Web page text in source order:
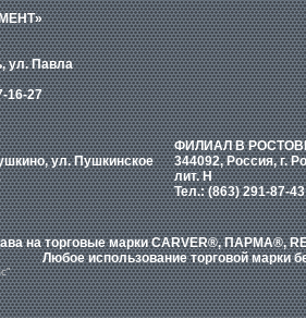
ул. Павла
16-27
ул. Пушкинское
ФИЛИАЛ В
344092, Россия, г.
лит. Н
Тел.: (863) 291-87-43
на торговые марки CARVER®, ПАРМА®,
Любое использование торговой марки